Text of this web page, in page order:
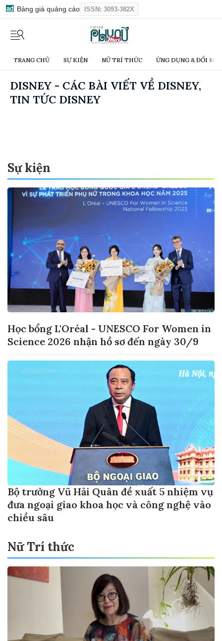
Bảng giá quảng cáo ISSN: 3093-382X
TRANG CHỦ SỰ KIỆN NỮ TRÍ THỨC ỨNG DỤNG & ĐỔI
DISNEY - CÁC BÀI VIẾT VỀ DISNEY,
TIN TỨC DISNEY
Sự kiện
Học bổng L'Oréal - UNESCO For Women in
Science 2026 nhận hồ sơ đến ngày 30/9
Bộ trưởng Vũ Hải Quân đề xuất 5 nhiệm vụ
đưa ngoại giao khoa học và công nghệ vào
chiều sâu
Nữ Trí thức